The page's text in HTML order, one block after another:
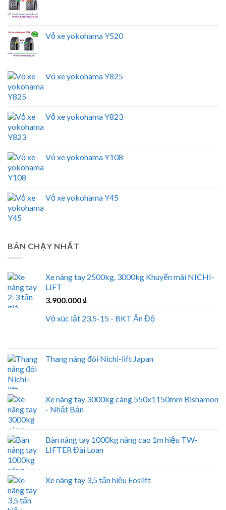
Vỏ xe yokohama Y520
Vỏ xe yokohama Y825
Vỏ xe yokohama Y823
Vỏ xe yokohama Y108
Vỏ xe yokohama Y45
BÁN CHẠY NHẤT
Xe nâng tay 2500kg, 3000kg Khuyến mãi NICHI-
LIFT
3.900.000 ₫
Vỏ xúc lật 23.5-15 - BKT Ấn Độ
Thang nâng đôi Nichi-lift Japan
Xe nâng tay 3000kg càng 550x1150mm Bishamon
- Nhật Bản
Bàn nâng tay 1000kg nâng cao 1m hiệu TW-
LIFTER Đài Loan
Xe nâng tay 3,5 tấn hiệu Eoslift